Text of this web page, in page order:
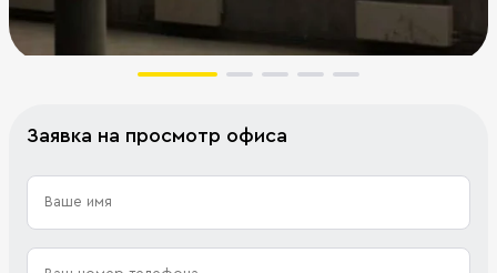
Заявка на просмотр офиса